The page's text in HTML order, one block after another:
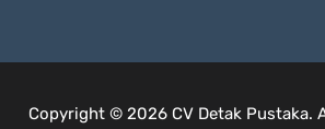
Copyright © 2026 CV Detak Pustaka.